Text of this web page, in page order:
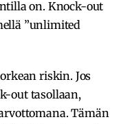
on. Knock-out
”unlimited
riskin. Jos
out tasollaan,
Tämän